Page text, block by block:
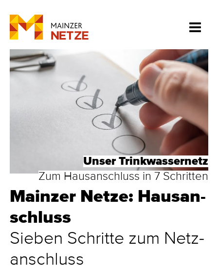
Unser Trinkwassernetz
Zum Hausanschluss in 7 Schritten
Mainzer Netze: Haus­an­
schluss
Sie­ben Schrit­te zum Netz­
an­schluss